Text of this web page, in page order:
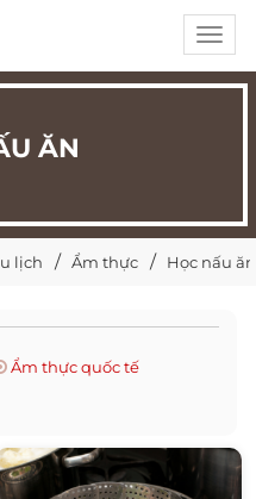
ĂN
lịch Ẩm thực Học nấu ăn
Ẩm thực quốc tế